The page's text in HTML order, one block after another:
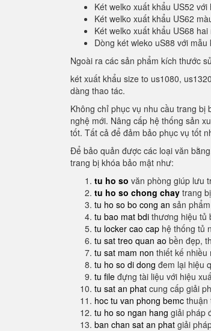
Két welko xuất khẩu US52
Két welko xuất khẩu US62
Két welko xuất khẩu US68
Dòng két wleko uS88 với
Ngoài ra các sản phẩm kích thước
két xuất khẩu size to us1080,
dàng thao tác.
Không chỉ phục vụ nhu cầu trang bị
nghệ mới. Nâng cấp hệ thống sản
tốt. Tất cả để đảm bảo phục vụ tốt
Để bảo quản được các loại văn
trang bị khóa bảo mật như:
tu ho so văn phòng giúp lưu
tu ho so chong chay trang
tu ho so bo cong an sản
tu bao mat bdi thương hiệu tủ
tu locker cao cap hệ thống tủ
tu sat treo quan ao bền đẹp,
tu sat mam non thiết kế nhiều
tu ho so di dong đem lại hiệu
tu file đựng tài liệu với hiệu
tu sat an phat cung cấp giải
hoc tu van phong bemc thuận
tu ho so ngan hang giải pháp
ban chan sat an phat giải